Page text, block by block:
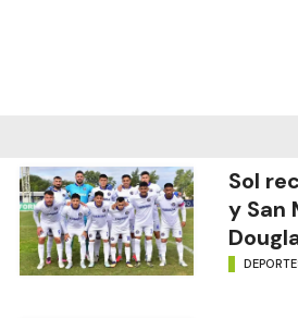
Sol
y San